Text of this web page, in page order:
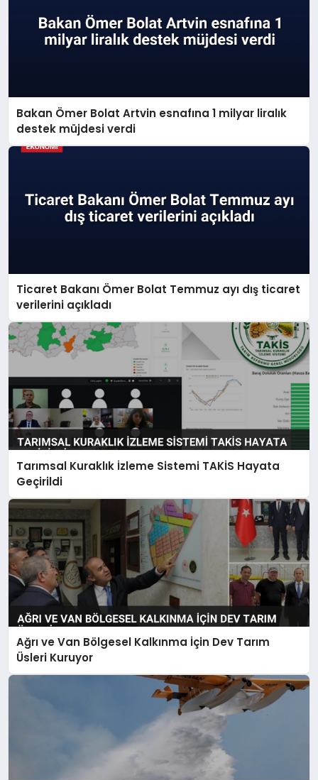
Bakan Ömer Bolat Artvin esnafına 1 milyar liralık
destek müjdesi verdi
Ticaret Bakanı Ömer Bolat Temmuz ayı dış ticaret
verilerini açıkladı
Tarımsal Kuraklık İzleme Sistemi TAKİS Hayata
Geçirildi
Ağrı ve Van Bölgesel Kalkınma İçin Dev Tarım
Üsleri Kuruyor